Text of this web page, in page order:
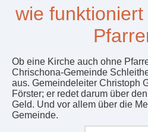
wie
Ob eine Kirche auch ohne
Chrischona-Gemeinde
aus. Gemeindeleiter Christoph
Förster; er redet darum über
Geld. Und vor allem über die
Gemeinde.